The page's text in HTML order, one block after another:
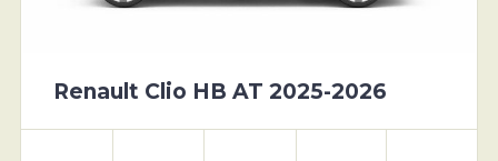
Renault Clio HB AT 2025-2026